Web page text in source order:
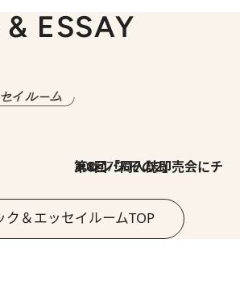
ESSAY
2026.7.30
第8回「同人誌即売会にチャレンジ その2」
ク＆エッセイルームTOP